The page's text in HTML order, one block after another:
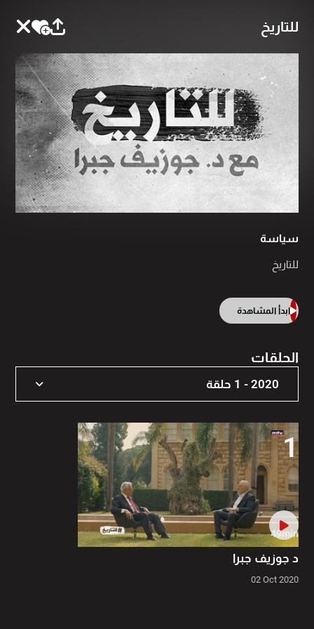
للتاريخ
سياسة
للتاريخ
ابدأ المشاهدة
الحلقات
2020 - 1 حلقة
2020 - 1 حلقة
1
49min
د جوزيف جبرا
02 Oct 2020